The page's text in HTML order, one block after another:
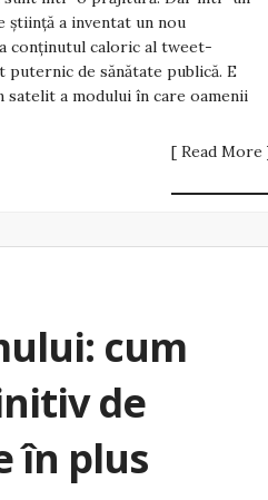
știință a inventat un nou
conținutul caloric al tweet-
de sănătate publică. E
satelit a modului în care oamenii
[ Read More
cum
de
în plus